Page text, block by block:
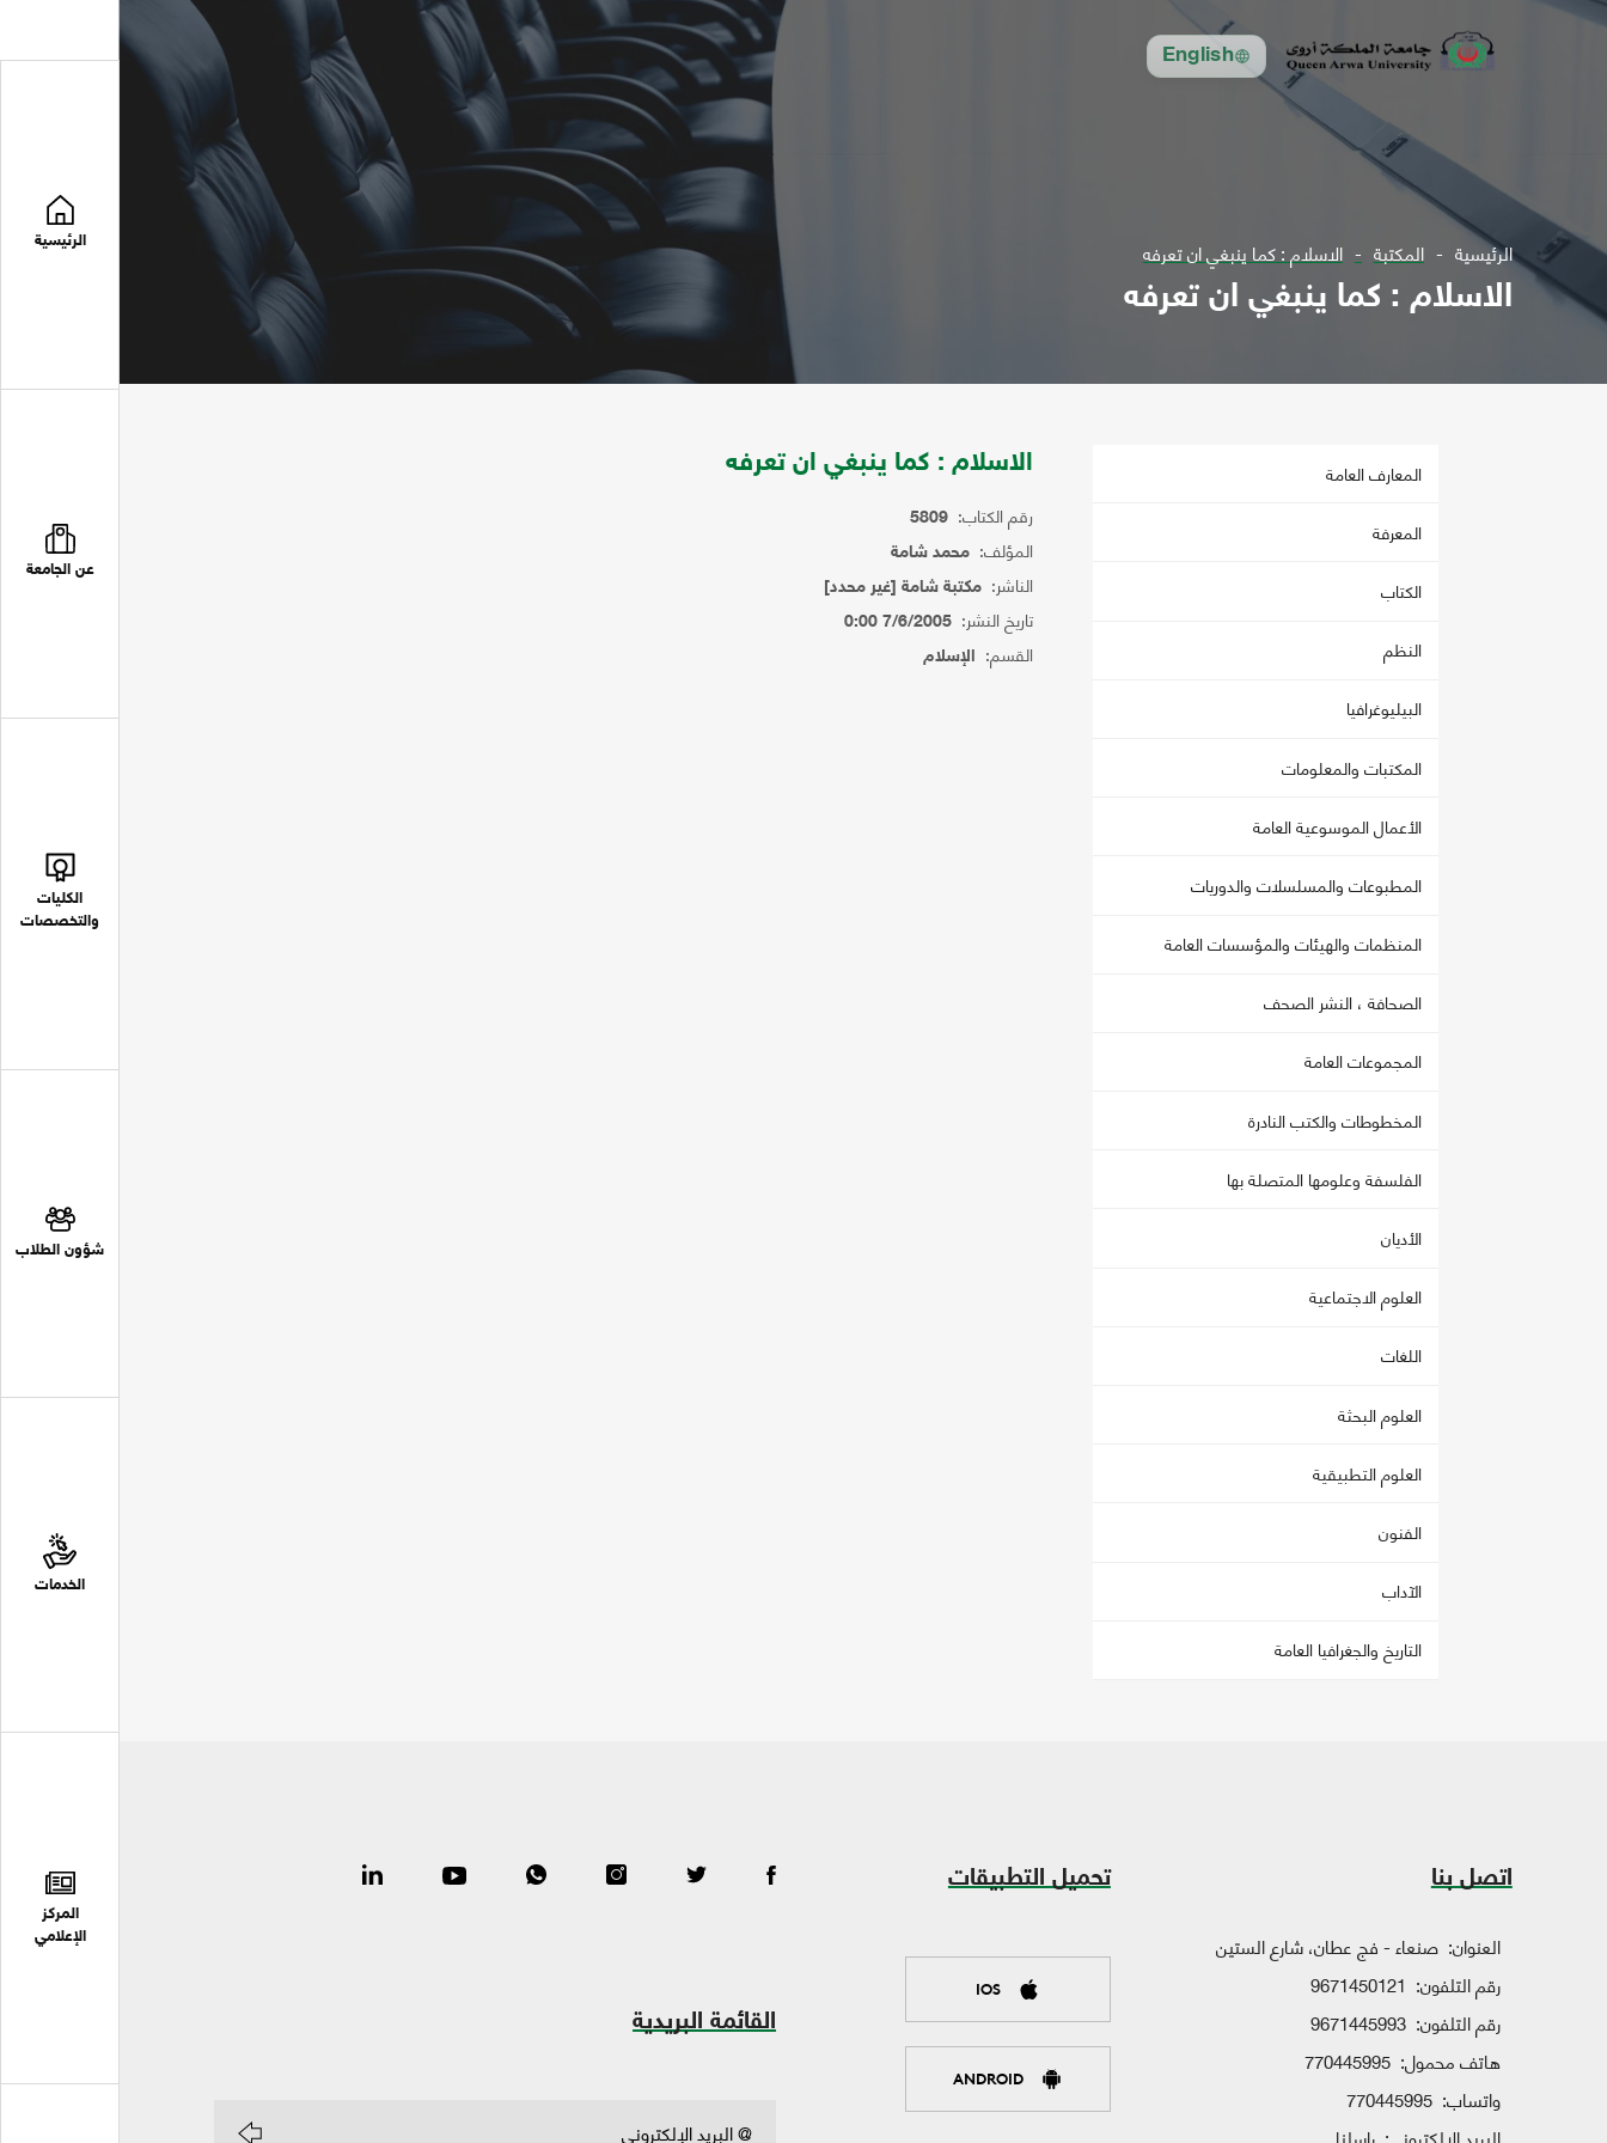
English
الرئيسية
عن الجامعة
الكليات
والتخصصات
شؤون الطلاب
الخدمات
المركز
الإعلامي
الرئيسية المكتبة الاسلام : كما ينبغي ان تعرفه
الاسلام : كما ينبغي ان تعرفه
المعارف العامة
المعرفة
الكتاب
النظم
البيليوغرافيا
المكتبات والمعلومات
الأعمال الموسوعية العامة
المطبوعات والمسلسلات والدوريات
المنظمات والهيئات والمؤسسات العامة
الصحافة ، النشر الصحف
المجموعات العامة
المخطوطات والكتب النادرة
الفلسفة وعلومها المتصلة بها
الأديان
العلوم الاجتماعية
اللغات
العلوم البحثة
العلوم التطبيقية
الفنون
الآداب
التاريخ والجغرافيا العامة
الاسلام : كما ينبغي ان تعرفه
رقم الكتاب: 5809
المؤلف: محمد شامة
الناشر: مكتبة شامة [غير محدد]
تاريخ النشر: 7/6/2005 0:00
القسم: الإسلام
اتصل بنا
العنوان: صنعاء - فج عطان، شارع الستين
رقم التلفون: 9671450121
رقم التلفون: 9671445993
هاتف محمول: 770445995
واتساب: 770445995
تحميل التطبيقات
IOS
ANDROID
القائمة البريدية